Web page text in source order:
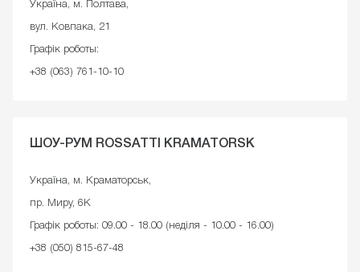
Україна, м. Полтава,
вул. Ковпака, 21
Графік роботы:
+38 (063) 761-10-10
ШОУ-РУМ ROSSATTI KRAMATORSK
Україна, м. Краматорськ,
пр. Миру, 6К
Графік роботы: 09.00 - 18.00 (неділя - 10.00 - 16.00)
+38 (050) 815-67-48